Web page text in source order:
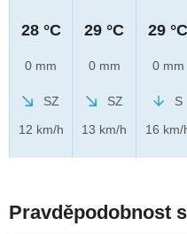
28 °C
0 mm
SZ
12 km/h
29 °C
0 mm
SZ
13 km/h
29 °C
0 mm
S
16 km/
Pravděpodobnost